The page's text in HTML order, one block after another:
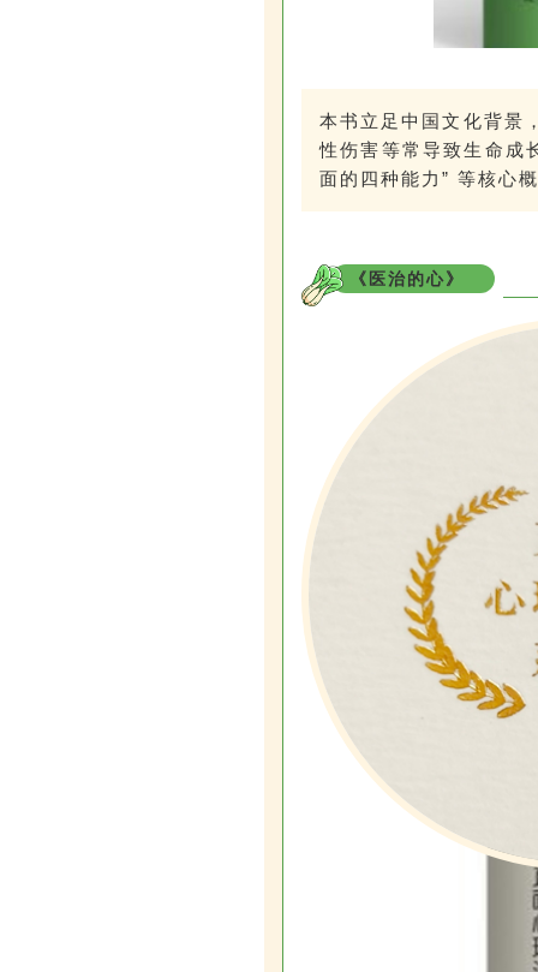
本书立足中国文化背景
性伤害等常导致生命成
面的四种能力” 等核心
《医治的心》